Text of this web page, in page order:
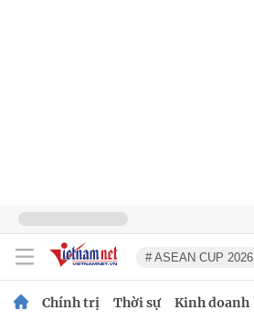
# ASEAN CUP 2026
Chính trị Thời sự Kinh doanh